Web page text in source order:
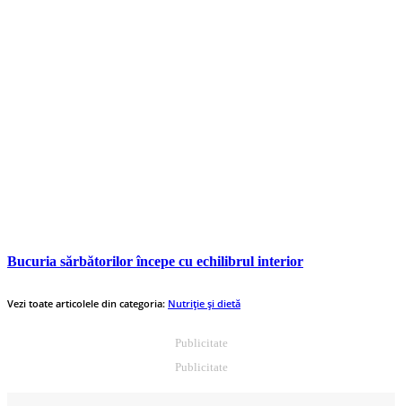
Bucuria sărbătorilor începe cu echilibrul interior
Vezi toate articolele din categoria: Nutriție și dietă
Publicitate
Publicitate